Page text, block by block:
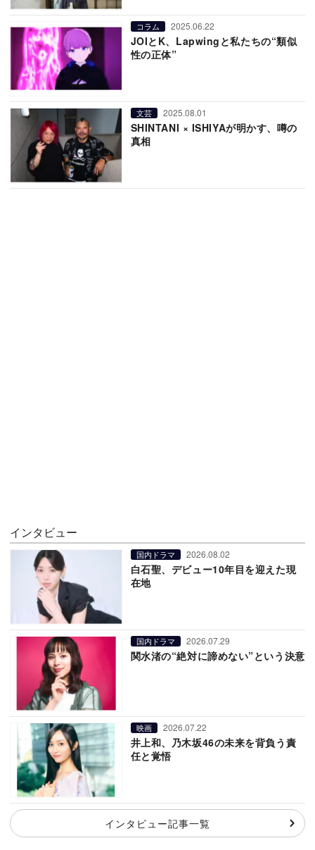
コラム 2025.06.22
JOIとK、Lapwingと私たちの“類似
性の正体”
文芸 2025.08.01
SHINTANI × ISHIYAが明かす、噂の
真相
インタビュー
国内ドラマ 2026.08.02
白石聖、デビュー10年目を迎えた現
在地
国内ドラマ 2026.07.29
関水渚の“絶対に諦めない”という決意
映画 2026.07.22
井上和、乃木坂46の未来を背負う責
任と覚悟
インタビュー記事一覧